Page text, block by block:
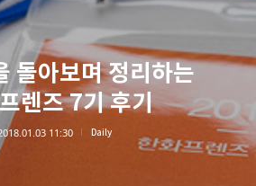
돌아보며 정리하는
렌즈 7기 후기
11:30 Daily